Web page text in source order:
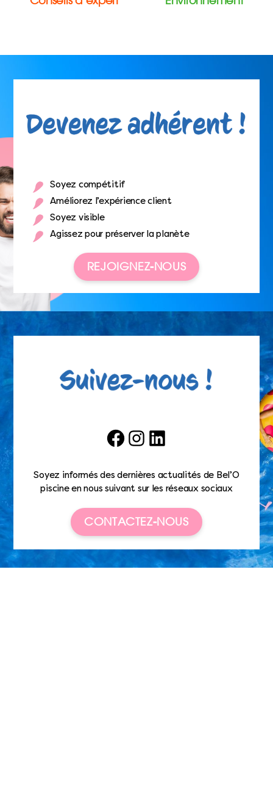
Soyez compétitif
Améliorez l’expérience client
Soyez visible
Agissez pour préserver la planète
REJOIGNEZ-NOUS
FacebookInstagramLinkedIn
Soyez informés des dernières actualités de Bel’O
piscine en nous suivant sur les réseaux sociaux
CONTACTEZ-NOUS